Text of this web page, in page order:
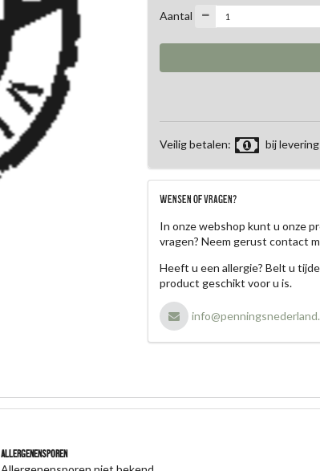
Aantal
Veilig betalen: bij levering
WENSEN OF VRAGEN?
In onze webshop kunt u onze
vragen? Neem gerust contact
Heeft u een allergie? Belt u
product geschikt voor u is.
Allergenensporen